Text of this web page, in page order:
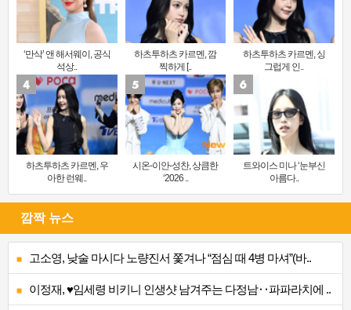
‘만삭’ 앤 해서웨이, 공식
석상..
하츠투하츠 카르멘, 깜
찍하게 [..
하츠투하츠 카르멘, 싱
그럽게 인..
하츠투하츠 카르멘, 우
아한 런웨..
시온-이안-성찬, 상큼한
‘2026 ..
트와이스 미나 ‘눈부신
아름다..
깜짝 뉴스
고소영, 낮술 마시다 노량진서 쫓겨나 “점심 때 4병 마셔”(바..
이정재, ♥임세령 비키니 인생샷 남겨주는 다정남‥파파라치에 ..